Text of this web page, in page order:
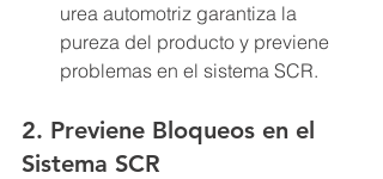
urea automotriz garantiza la
pureza del producto y previene
problemas en el sistema SCR.
2. Previene Bloqueos en el
Sistema SCR